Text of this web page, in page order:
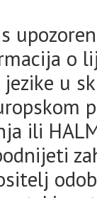
o
u
ili